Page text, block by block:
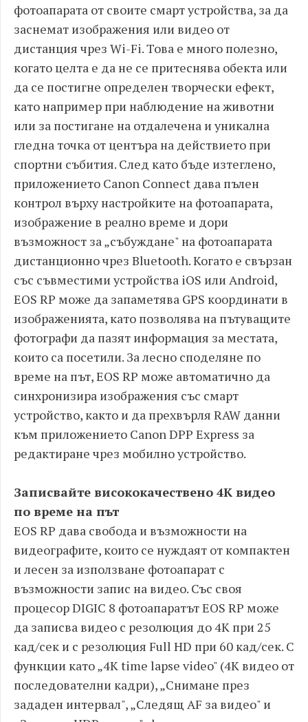
фотоапарата от своите смарт устройства, за да
заснемат изображения или видео от
дистанция чрез Wi-Fi. Това е много полезно,
когато целта е да не се притеснява обекта или
да се постигне определен творчески ефект,
като например при наблюдение на животни
или за постигане на отдалечена и уникална
гледна точка от центъра на действието при
спортни събития. След като бъде изтеглено,
приложението Canon Connect дава пълен
контрол върху настройките на фотоапарата,
изображение в реално време и дори
възможност за „събуждане" на фотоапарата
дистанционно чрез Bluetooth. Когато е свързан
със съвместими устройства iOS или Android,
EOS RP може да запаметява GPS координати в
изображенията, като позволява на пътуващите
фотографи да пазят информация за местата,
които са посетили. За лесно споделяне по
време на път, EOS RP може автоматично да
синхронизира изображения със смарт
устройство, както и да прехвърля RAW данни
към приложението Canon DPP Express за
редактиране чрез мобилно устройство.
Записвайте висококачествено 4K видео
по време на път
EOS RP дава свобода и възможности на
видеографите, които се нуждаят от компактен
и лесен за използване фотоапарат с
възможности запис на видео. Със своя
процесор DIGIC 8 фотоапаратът EOS RP може
да записва видео с резолюция до 4K при 25
кад/сек и с резолюция Full HD при 60 кад/сек. С
функции като „4K time lapse video" (4K видео от
последователни кадри), „Снимане през
зададен интервал", „Следящ AF за видео" и